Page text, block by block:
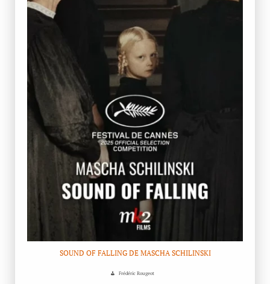
SOUND OF FALLING DE MASCHA SCHILINSKI
Frédéric Rougeot